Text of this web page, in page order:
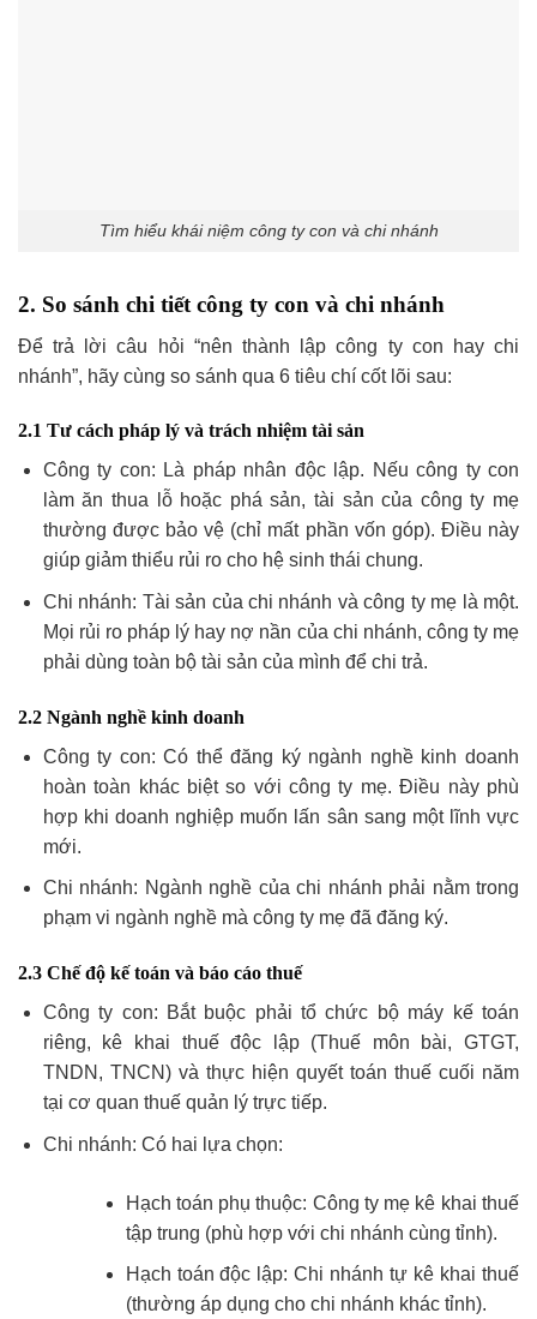
Tìm hiểu khái niệm công ty con và chi nhánh
2. So sánh chi tiết công ty con và chi nhánh
Để trả lời câu hỏi “nên thành lập công ty con hay chi
nhánh”, hãy cùng so sánh qua 6 tiêu chí cốt lõi sau:
2.1 Tư cách pháp lý và trách nhiệm tài sản
Công ty con: Là pháp nhân độc lập. Nếu công ty con
làm ăn thua lỗ hoặc phá sản, tài sản của công ty mẹ
thường được bảo vệ (chỉ mất phần vốn góp). Điều này
giúp giảm thiểu rủi ro cho hệ sinh thái chung.
Chi nhánh: Tài sản của chi nhánh và công ty mẹ là một.
Mọi rủi ro pháp lý hay nợ nần của chi nhánh, công ty mẹ
phải dùng toàn bộ tài sản của mình để chi trả.
2.2 Ngành nghề kinh doanh
Công ty con: Có thể đăng ký ngành nghề kinh doanh
hoàn toàn khác biệt so với công ty mẹ. Điều này phù
hợp khi doanh nghiệp muốn lấn sân sang một lĩnh vực
mới.
Chi nhánh: Ngành nghề của chi nhánh phải nằm trong
phạm vi ngành nghề mà công ty mẹ đã đăng ký.
2.3 Chế độ kế toán và báo cáo thuế
Công ty con: Bắt buộc phải tổ chức bộ máy kế toán
riêng, kê khai thuế độc lập (Thuế môn bài, GTGT,
TNDN, TNCN) và thực hiện quyết toán thuế cuối năm
tại cơ quan thuế quản lý trực tiếp.
Chi nhánh: Có hai lựa chọn:
Hạch toán phụ thuộc: Công ty mẹ kê khai thuế
tập trung (phù hợp với chi nhánh cùng tỉnh).
Hạch toán độc lập: Chi nhánh tự kê khai thuế
(thường áp dụng cho chi nhánh khác tỉnh).